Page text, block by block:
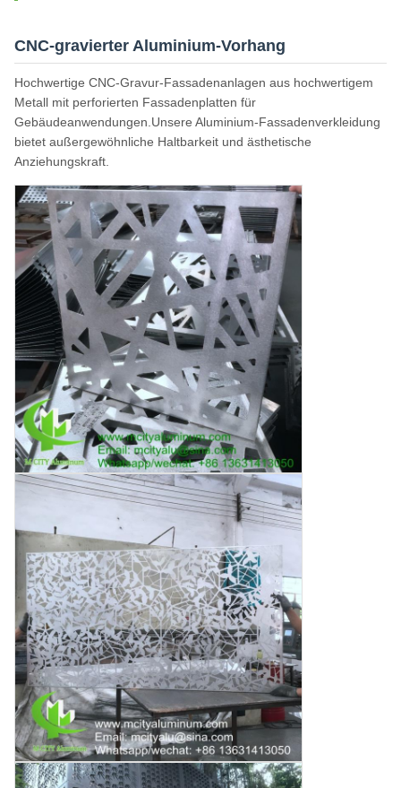
CNC-gravierter Aluminium-Vorhang
Hochwertige CNC-Gravur-Fassadenanlagen aus hochwertigem
Metall mit perforierten Fassadenplatten für
Gebäudeanwendungen.Unsere Aluminium-Fassadenverkleidung
bietet außergewöhnliche Haltbarkeit und ästhetische
Anziehungskraft.